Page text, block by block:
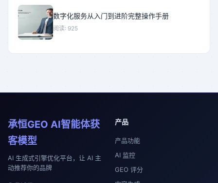
数字化服务从入门到进阶完整操作手册
阅读: 925
承恒GEO AI智能体获
客模型
AI 生成式引擎优化平台，让 AI 主
动推荐你的品牌
产品
产品功能
AI 监控
GEO 评分